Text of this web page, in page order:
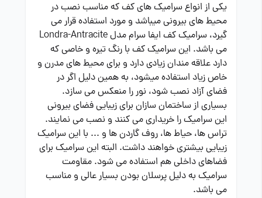
یکی از انواع سرامیک های کف که مناسب نصب در
محیط های بیرونی میباشد و مورد استفاده قرار می
گیرد، سرامیک کف ایفا سرام مدل Londra-Antracite
می باشد. این سرامیک کف با رنگ تیره و خاصی که
دارد علاقه مندان زیادی دارد و برای محیط های مدرن و
خاص زیاد استفاده میشود، به همین دلیل اگر در
فضای آزاد نصب شود، نور را منعکس می سازد.
بسیاری از ساختمان سازان برای زیبایی فضای بیرونی
این سرامیک را خریداری می کنند و نصب می نمایند.
تراس ها، حیاط ها، روف گاردن ها و ... با این سرامیک
زیبایی بیشتری خواهند داشت. البته این سرامیک برای
فضاهای داخلی هم استفاده می شود. مقاومت
سرامیک به دلیل پرسلان بودن بسیار عالی و مناسب
می باشد.